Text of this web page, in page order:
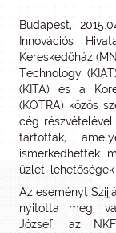
Budapest,
Innovációs
Kereskedőház
Technology
(KITA) és a
(KOTRA) közös
cég
tartottak,
ismerkedhettek
üzleti
Az eseményt
nyitotta meg,
József, az